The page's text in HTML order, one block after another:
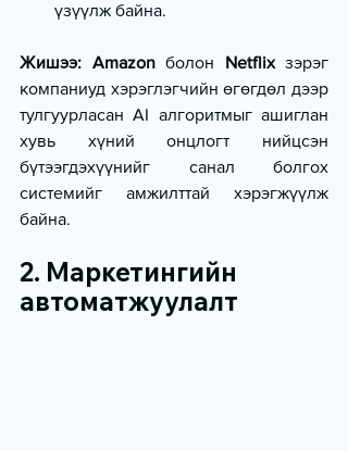
үзүүлж байна.
Жишээ: Amazon болон Netflix зэрэг
компаниуд хэрэглэгчийн өгөгдөл дээр
тулгуурласан AI алгоритмыг ашиглан
хувь хүний онцлогт нийцсэн
бүтээгдэхүүнийг санал болгох
системийг амжилттай хэрэгжүүлж
байна.
2. Маркетингийн
автоматжуулалт